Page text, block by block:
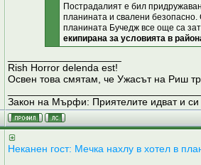
Пострадалият е бил
планината и свалени безопасно.
планината Бучедж все още са
екипирана за условията в
Rish Horror delenda est!
Освен това смятам, че Ужасът на Риш
Закон на Мърфи: Приятелите идват и си
Неканен гост: Mечка нахлу в хотел в